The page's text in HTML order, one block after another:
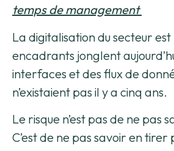
temps de management
La digitalisation du secteur
encadrants jonglent
interfaces et des flux de
n’existaient pas il y a cinq ans.
Le risque n’est pas de ne pas
C’est de ne pas savoir en